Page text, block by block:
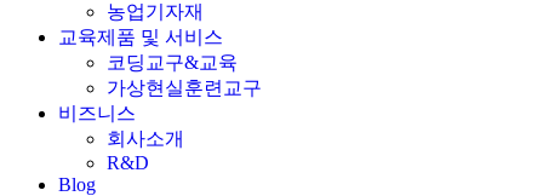
농업기자재
교육제품 및 서비스
코딩교구&교육
가상현실훈련교구
비즈니스
회사소개
R&D
Blog